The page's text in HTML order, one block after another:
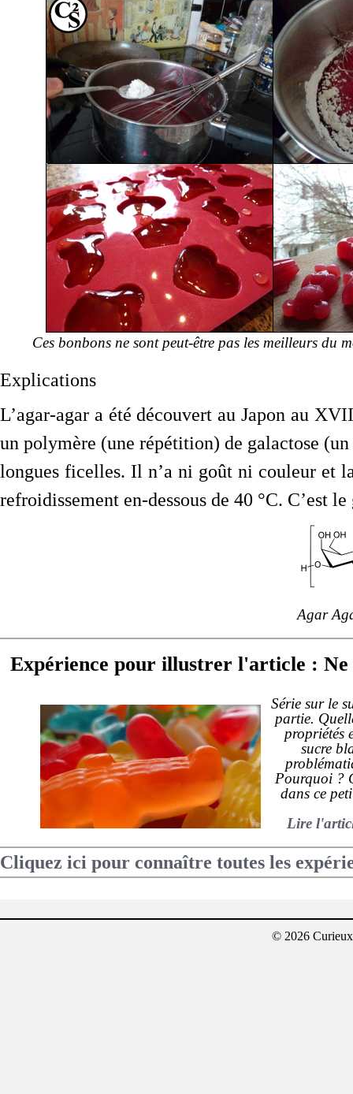
Ces bonbons ne sont peut-être pas les meilleurs du
Explications
L’agar-agar a été découvert au Japon au XVII
un polymère (une répétition) de galactose
longues ficelles. Il n’a ni goût ni couleur et
refroidissement en-dessous de 40 °C. C’est
Agar
Expérience pour illustrer l'article : Ne
Série sur le
partie.
propriétés
sucre
Pourquoi ?
dans ce
Lire
Cliquez ici pour connaître toutes les
© 2026